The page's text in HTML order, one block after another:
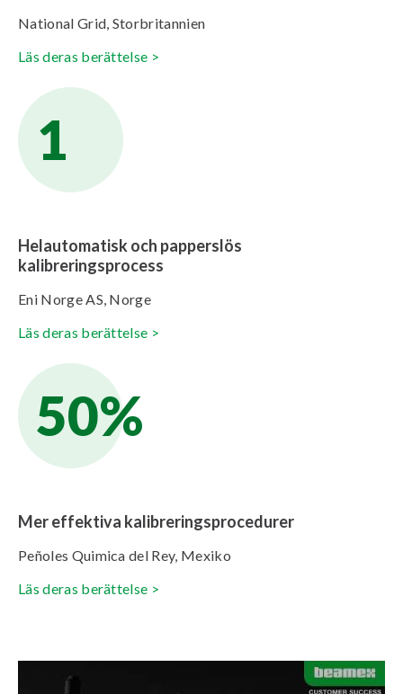
National Grid, Storbritannien
Läs deras berättelse >
1
Helautomatisk och papperslös
kalibreringsprocess
Eni Norge AS, Norge
Läs deras berättelse >
50%
Mer effektiva kalibreringsprocedurer
Peñoles Quimica del Rey, Mexiko
Läs deras berättelse >